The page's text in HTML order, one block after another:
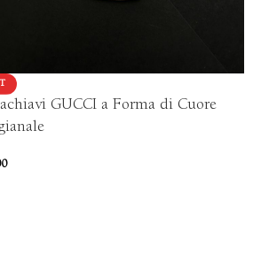
GUCCI a Forma di Cuore